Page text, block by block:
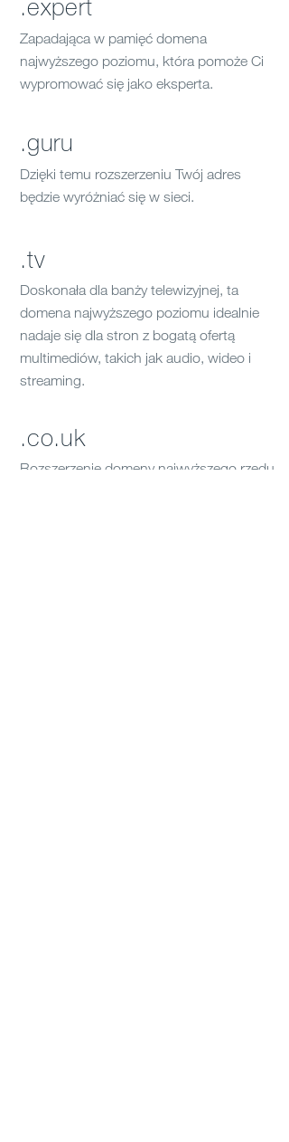
.expert
.guru
Zapadająca w pamięć domena
najwyższego poziomu, która pomoże Ci
wypromować się jako eksperta.
Dzięki temu rozszerzeniu Twój adres
będzie wyróżniać się w sieci.
.tv
Rozszerzenie domeny najwyższego rzędu
.co.uk
Doskonała dla banży telewizyjnej, ta
domena najwyższego poziomu idealnie
nadaje się dla stron z bogatą ofertą
multimediów, takich jak audio, wideo i
streaming.